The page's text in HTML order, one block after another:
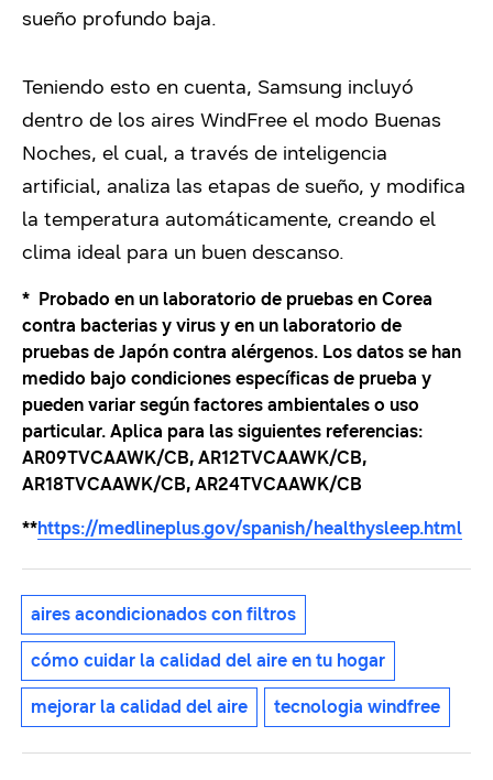
sueño profundo baja.
Teniendo esto en cuenta, Samsung incluyó
dentro de los aires WindFree el modo Buenas
Noches, el cual, a través de inteligencia
artificial, analiza las etapas de sueño, y modifica
la temperatura automáticamente, creando el
clima ideal para un buen descanso.
* Probado en un laboratorio de pruebas en Corea
contra bacterias y virus y en un laboratorio de
pruebas de Japón contra alérgenos. Los datos se han
medido bajo condiciones específicas de prueba y
pueden variar según factores ambientales o uso
particular. Aplica para las siguientes referencias:
AR09TVCAAWK/CB, AR12TVCAAWK/CB,
AR18TVCAAWK/CB, AR24TVCAAWK/CB
**https://medlineplus.gov/spanish/healthysleep.html
aires acondicionados con filtros
cómo cuidar la calidad del aire en tu hogar
mejorar la calidad del aire tecnologia windfree